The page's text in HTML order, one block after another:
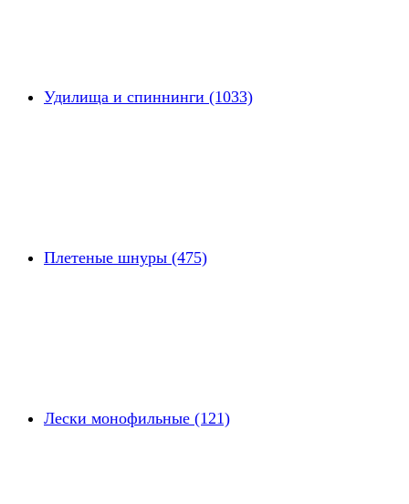
Удилища и спиннинги (1033)
Плетеные шнуры (475)
Лески монофильные (121)